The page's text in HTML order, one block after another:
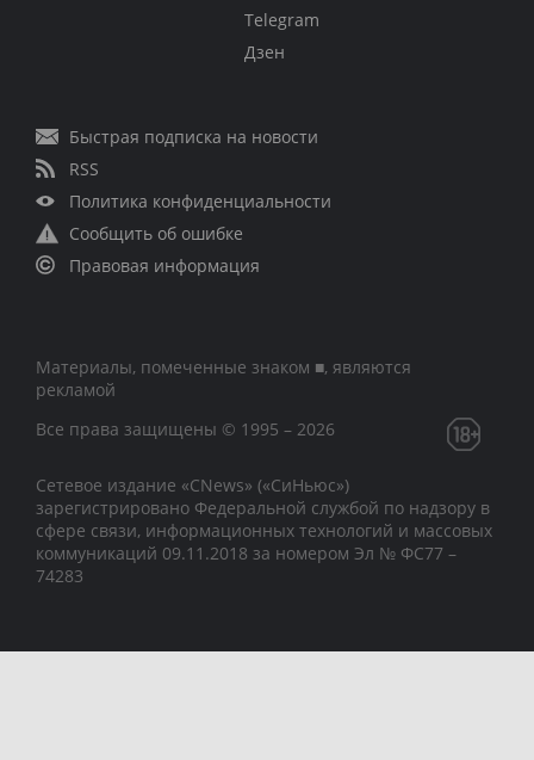
Telegram
Дзен
Быстрая подписка на новости
RSS
Политика конфиденциальности
Сообщить об ошибке
Правовая информация
Материалы, помеченные знаком ■, являются
рекламой
Все права защищены © 1995 – 2026
Сетевое издание «CNews» («СиНьюс»)
зарегистрировано Федеральной службой по надзору в
сфере связи, информационных технологий и массовых
коммуникаций 09.11.2018 за номером Эл № ФС77 –
74283